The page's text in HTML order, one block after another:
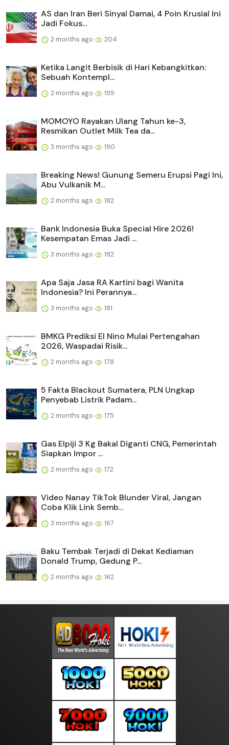
AS dan Iran Beri Sinyal Damai, 4 Poin Krusial Ini
Jadi Fokus...
2 months ago 204
Ketika Langit Berbisik di Hari Kebangkitkan:
Sebuah Kontempl...
2 months ago 199
MOMOYO Rayakan Ulang Tahun ke-3,
Resmikan Outlet Milk Tea da...
3 months ago 190
Breaking News! Gunung Semeru Erupsi Pagi Ini,
Abu Vulkanik M...
2 months ago 182
Bank Indonesia Buka Special Hire 2026!
Kesempatan Emas Jadi ...
3 months ago 182
Apa Saja Jasa RA Kartini bagi Wanita
Indonesia? Ini Perannya...
3 months ago 181
BMKG Prediksi El Nino Mulai Pertengahan
2026, Waspadai Risik...
2 months ago 178
5 Fakta Blackout Sumatera, PLN Ungkap
Penyebab Listrik Padam...
2 months ago 175
Gas Elpiji 3 Kg Bakal Diganti CNG, Pemerintah
Siapkan Impor ...
2 months ago 172
Video Nanay TikTok Blunder Viral, Jangan
Coba Klik Link Semb...
3 months ago 167
Baku Tembak Terjadi di Dekat Kediaman
Donald Trump, Gedung P...
2 months ago 162